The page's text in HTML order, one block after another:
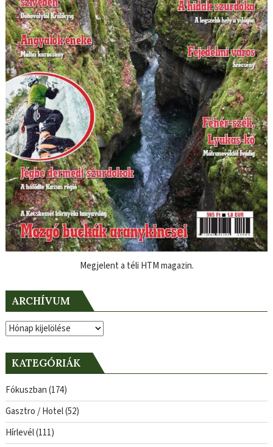
Megjelent a téli HTM magazin.
ARCHÍVUM
Archívum
KATEGÓRIÁK
Fókuszban(174)
Gasztro / Hotel(52)
Hírlevél(111)